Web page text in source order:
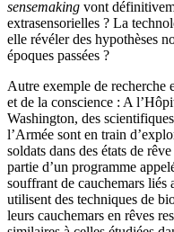
sensemaking vont
extrasensorielles ? La
elle révéler des hypothèses
époques passées ?
Autre exemple de recherche
et de la conscience : A
Washington, des
l’Armée sont en train
soldats dans des états de
partie d’un programme
souffrant de cauchemars
utilisent des techniques de
leurs cauchemars en rêves